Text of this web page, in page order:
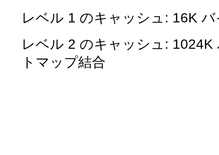
レベル 1 のキャッシュ: 16K
レベル 2 のキャッシュ:
トマップ結合